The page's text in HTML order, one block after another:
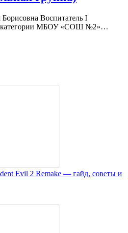
Воспитатель I
категории МБОУ «СОШ №2»…
Evil 2 Remake — гайд, советы и